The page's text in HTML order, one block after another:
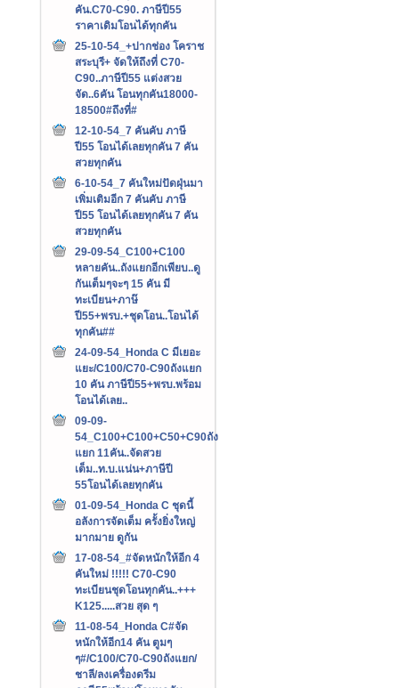
คัน.C70-C90. ภาษีปี55
ราคาเดิมโอนได้ทุกคัน
25-10-54_+ปากช่อง โคราช
สระบุรี+ จัดให้ถึงที่ C70-
C90..ภาษีปี55 แต่งสวย
จัด..6คัน โอนทุกคัน18000-
18500#ถึงที่#
12-10-54_7 คันคับ ภาษี
ปี55 โอนได้เลยทุกคัน 7 คัน
สวยทุกคัน
6-10-54_7 คันใหม่ปัดฝุ่นมา
เพิ่มเติมอีก 7 คันคับ ภาษี
ปี55 โอนได้เลยทุกคัน 7 คัน
สวยทุกคัน
29-09-54_C100+C100
หลายคัน..ถังแยกอีกเพียบ..ดู
กันเต็มๆจะๆ 15 คัน มี
ทะเบียน+ภาษ๊
ปี55+พรบ.+ชุดโอน..โอนได้
ทุกคัน##
24-09-54_Honda C มีเยอะ
แยะ/C100/C70-C90ถังแยก
10 คัน ภาษีปี55+พรบ.พร้อม
โอนได้เลย..
09-09-
54_C100+C100+C50+C90ถัง
แยก 11คัน..จัดสวย
เต็ม..ท.บ.แน่น+ภาษีปี
55โอนได้เลยทุกคัน
01-09-54_Honda C ชุดนี้
อลังการจัดเต็ม ครั้งยิ่งใหญ่
มากมาย ดูกัน
17-08-54_#จัดหนักให้อีก 4
คันใหม่ !!!!! C70-C90
ทะเบียนชุดโอนทุกคัน..+++‏
K125.....สวย สุด ๆ
11-08-54_Honda C#จัด
หนักให้อีก14 คัน ตูมๆ
ๆ#/C100/C70-C90ถังแยก/
ชาลี/ลงเครื่องดรีม